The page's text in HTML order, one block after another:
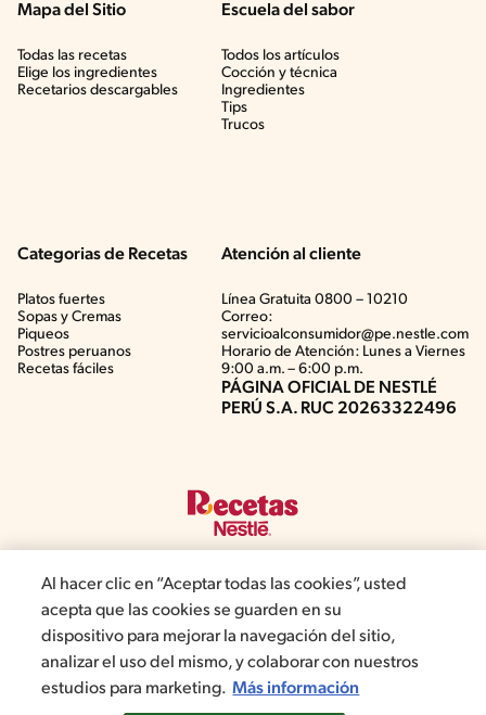
Mapa del Sitio
Todas las recetas
Elige los ingredientes
Recetarios descargables
Escuela del sabor
Todos los artículos
Cocción y técnica
Ingredientes
Tips
Trucos
Categorias de Recetas
Platos fuertes
Sopas y Cremas
Piqueos
Postres peruanos
Recetas fáciles
Atención al cliente
Línea Gratuita 0800 – 10210
Correo:
servicioalconsumidor@pe.nestle.com
Horario de Atención: Lunes a Viernes
9:00 a.m. – 6:00 p.m.
PÁGINA OFICIAL DE NESTLÉ
PERÚ S.A. RUC 20263322496
©2019, Nestlé. Marcas registradas por Société del Produits Nestlé,
S.A. Vevey (Suiza)
Términos y Condiciones de Promociones
Aviso de privacidad
Términos y Condiciones de Web
Normas de convivencia
Al hacer clic en “Aceptar todas las cookies”, usted
acepta que las cookies se guarden en su
dispositivo para mejorar la navegación del sitio,
analizar el uso del mismo, y colaborar con nuestros
estudios para marketing. Más información